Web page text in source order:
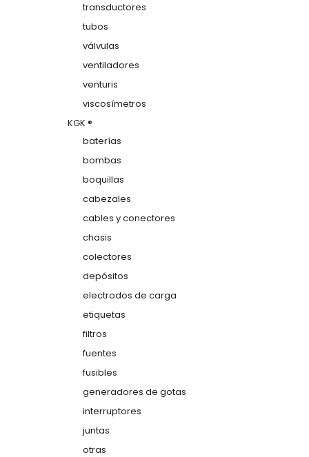
transductores
tubos
válvulas
ventiladores
venturis
viscosímetros
KGK ®
baterías
bombas
boquillas
cabezales
cables y conectores
chasis
colectores
depósitos
electrodos de carga
etiquetas
filtros
fuentes
fusibles
generadores de gotas
interruptores
juntas
otras